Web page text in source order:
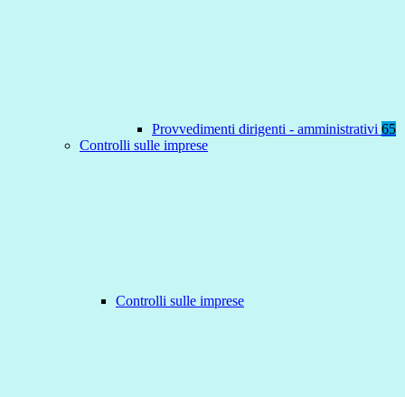
Provvedimenti dirigenti - amministrativi 65
Controlli sulle imprese
Controlli sulle imprese